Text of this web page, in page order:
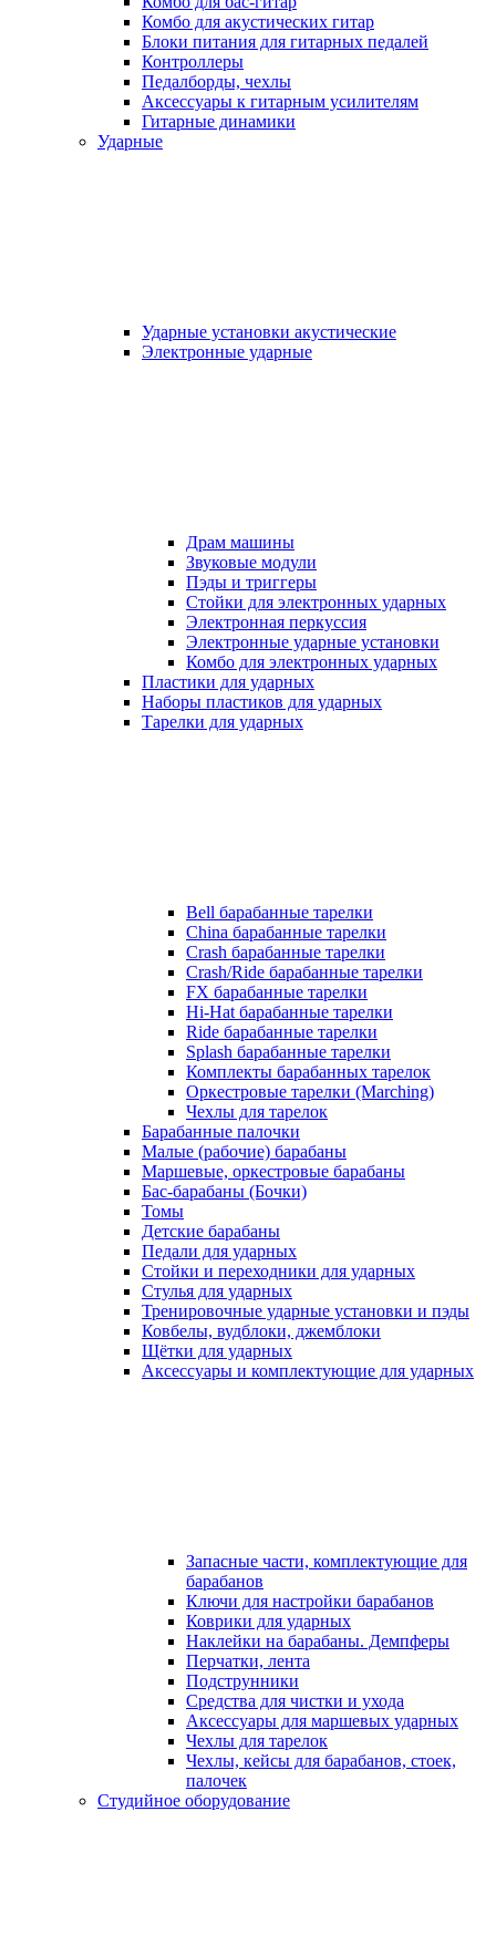
Комбо для акустических гитар
Блоки питания для гитарных педалей
Контроллеры
Педалборды, чехлы
Аксеcсуары к гитарным усилителям
Гитарные динамики
Ударные
Ударные установки акустические
Электронные ударные
Драм машины
Звуковые модули
Пэды и триггеры
Стойки для электронных ударных
Электронная перкуссия
Электронные ударные установки
Комбо для электронных ударных
Пластики для ударных
Наборы пластиков для ударных
Тарелки для ударных
Bell барабанные тарелки
China барабанные тарелки
Crash барабанные тарелки
Crash/Ride барабанные тарелки
FX барабанные тарелки
Hi-Hat барабанные тарелки
Ride барабанные тарелки
Splash барабанные тарелки
Комплекты барабанных тарелок
Оркестровые тарелки (Marching)
Чехлы для тарелок
Барабанные палочки
Малые (рабочие) барабаны
Маршевые, оркестровые барабаны
Бас-барабаны (Бочки)
Томы
Детские барабаны
Педали для ударных
Стойки и переходники для ударных
Стулья для ударных
Тренировочные ударные установки и пэды
Ковбелы, вудблоки, джемблоки
Щётки для ударных
Аксесcуары и комплектующие для ударных
Запасные части, комплектующие для
барабанов
Ключи для настройки барабанов
Коврики для ударных
Наклейки на барабаны. Демпферы
Перчатки, лента
Подструнники
Средства для чистки и ухода
Аксессуары для маршевых ударных
Чехлы для тарелок
Чехлы, кейсы для барабанов, стоек,
палочек
Студийное оборудование